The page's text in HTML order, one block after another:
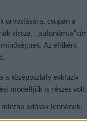
orvoslására, csupán a
vissza,
Az elitként
a középosztály exkluzív
modelljük is részes volt.
adósak lennének.